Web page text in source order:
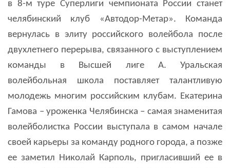
в 8-м туре Суперлиги чемпионата России станет
челябинский клуб «Автодор-Метар». Команда
вернулась в элиту российского волейбола после
двухлетнего перерыва, связанного с выступлением
команды в Высшей лиге А. Уральская
волейбольная школа поставляет талантливую
молодежь многим российским клубам. Екатерина
Гамова – уроженка Челябинска – самая знаменитая
волейболистка России выступала в самом начале
своей карьеры за команду родного города, а позже
ее заметил Николай Карполь, пригласивший ее в